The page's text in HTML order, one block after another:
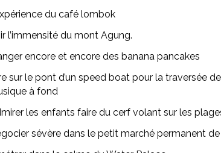
du café lombok
l’immensité du mont Agung.
encore et encore des banana pancakes
sur le pont d’un speed boat pour la traversée
à fond
les enfants faire du cerf volant sur les
sévère dans le petit marché permanent